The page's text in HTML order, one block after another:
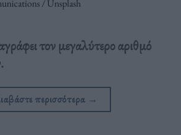
/ Unsplash
τον μεγαλύτερο αριθμό
περισσότερα →